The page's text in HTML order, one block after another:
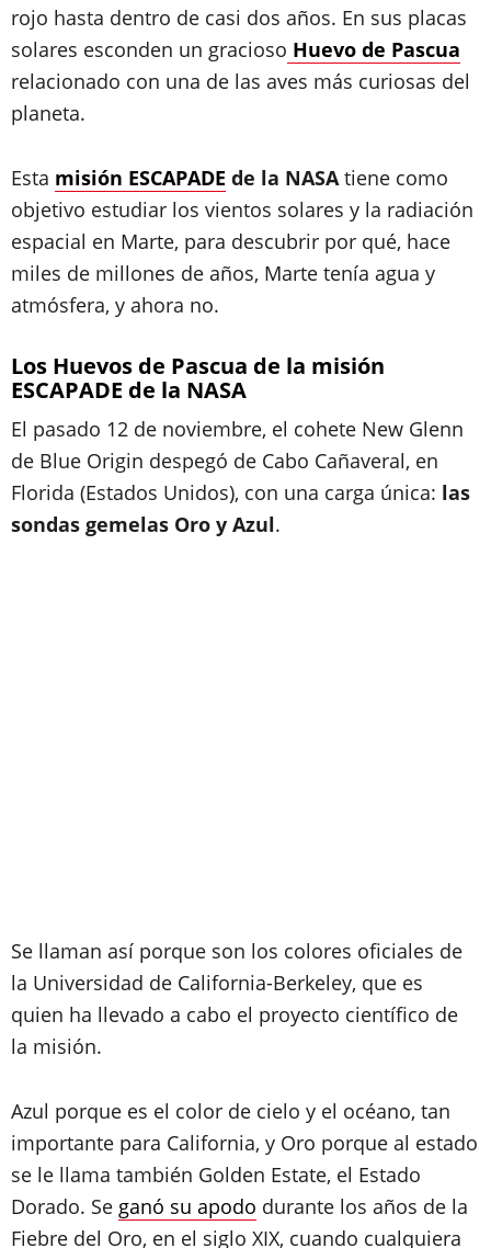
rojo hasta dentro de casi dos años. En sus placas
solares esconden un gracioso Huevo de Pascua
relacionado con una de las aves más curiosas del
planeta.
Esta misión ESCAPADE de la NASAtiene como
objetivo estudiar los vientos solares y la radiación
espacial en Marte, para descubrir por qué, hace
miles de millones de años, Marte tenía agua y
atmósfera, y ahora no.
Los Huevos de Pascua de la misión
ESCAPADE de la NASA
El pasado 12 de noviembre, el cohete New Glenn
de Blue Origin despegó de Cabo Cañaveral, en
Florida (Estados Unidos), con una carga única: las
sondas gemelas Oro y Azul.
Se llaman así porque son los colores oficiales de
la Universidad de California-Berkeley, que es
quien ha llevado a cabo el proyecto científico de
la misión.
Azul porque es el color de cielo y el océano, tan
importante para California, y Oro porque al estado
se le llama también Golden Estate, el Estado
Dorado. Se ganó su apodo durante los años de la
Fiebre del Oro, en el siglo XIX, cuando cualquiera